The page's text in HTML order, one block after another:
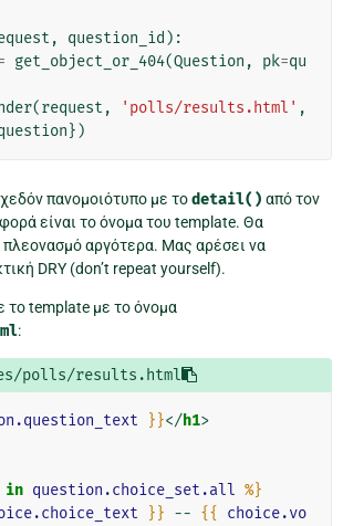
, question_id ):
get_object_or_404(Question , pk=qu
(request , 'polls/results.html' ,
})
πανομοιότυπο με τοdetail() από τον
είναι το όνομα του template. Θα
πλεονασμό αργότερα. Μας αρέσει να
DRY (don’t repeat yourself).
το template με το όνομα
:
polls/results.html
}}</h1>
in question.choice_set.all %}
}} -- {{
choice.vo